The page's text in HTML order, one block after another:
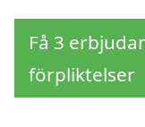
Få 3
förpliktelser